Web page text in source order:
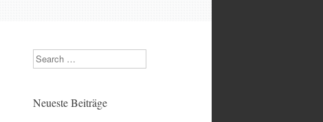
Search
Neueste Beiträge